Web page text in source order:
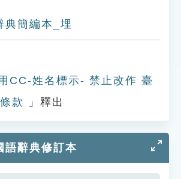
典簡編本_埋
CC-姓名標示- 禁止改作 臺
款
」釋出
語辭典修訂本